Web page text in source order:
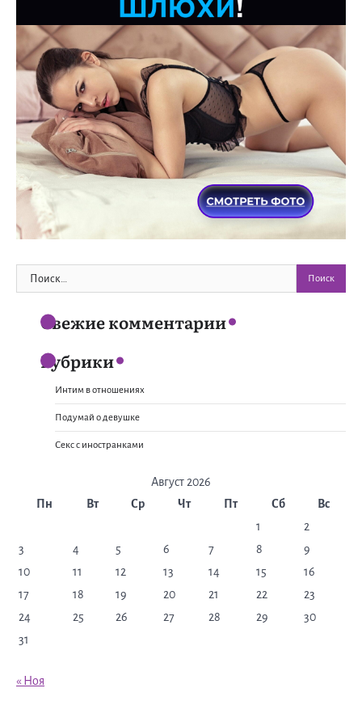
Найти:
Свежие комментарии
Рубрики
Интим в отношениях
Подумай о девушке
Секс с иностранками
Август 2026
Пн
Вт Ср Чт Пт Сб
Вс
1
2
3
4 5 6 7 8
9
10
11 12 13 14 15
16
17
18 19 20 21 22
23
24
25 26 27 28 29
30
31
« Ноя